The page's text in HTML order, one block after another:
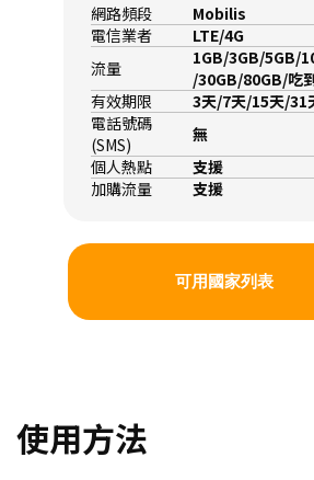
網路頻段
Mobilis
電信業者
LTE/4G
流量
1GB/3GB/5GB/
/30GB/80GB/吃
有效期限
3天/7天/15天/31
電話號碼
(SMS)
無
個人熱點
支援
加購流量
支援
可用國家列表
使用方法